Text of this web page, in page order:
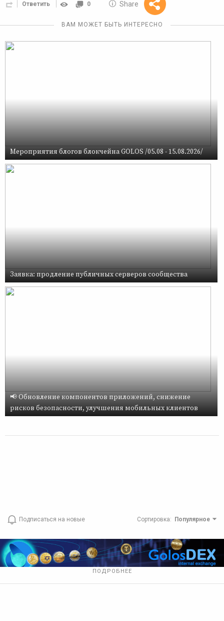
Ответить 0 Share
Reward
10 GOLOS
ВАМ МОЖЕТ БЫТЬ ИНТЕРЕСНО
Мероприятия блогов блокчейна GOLOS /05.08 - 15.08.2026/
Заявка: продление публичных серверов сообщества
📢 Обновление компонентов приложений, снижение
рисков безопасности, улучшения мобильных клиентов
Подписаться на новые Сортировка: Популярное
ПОДРОБНЕЕ